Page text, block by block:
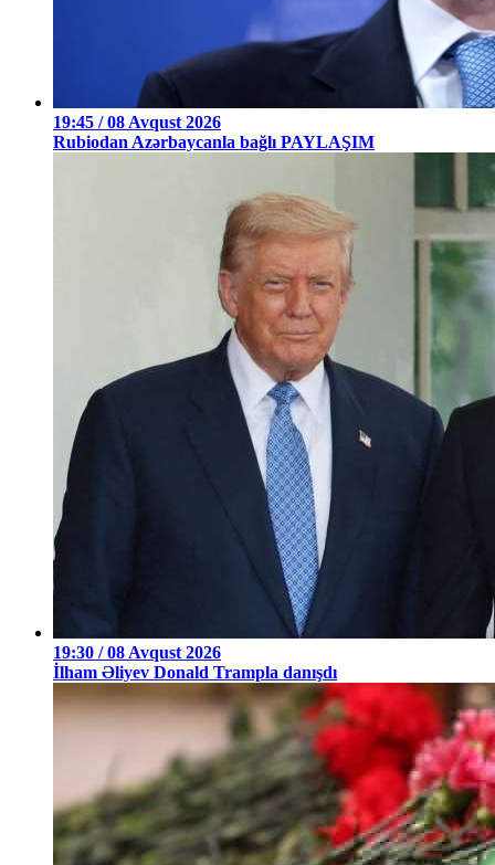
19:45 / 08 Avqust 2026
Rubiodan Azərbaycanla bağlı PAYLAŞIM
19:30 / 08 Avqust 2026
İlham Əliyev Donald Trampla danışdı